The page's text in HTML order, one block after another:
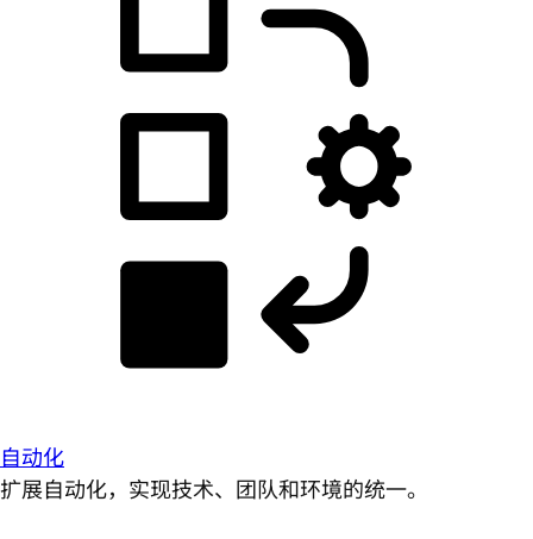
自动化
扩展自动化，实现技术、团队和环境的统一。